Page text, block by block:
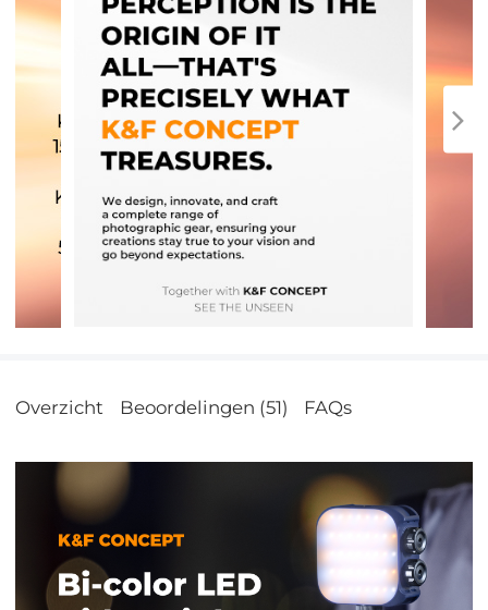
Overzicht Beoordelingen (51) FAQs